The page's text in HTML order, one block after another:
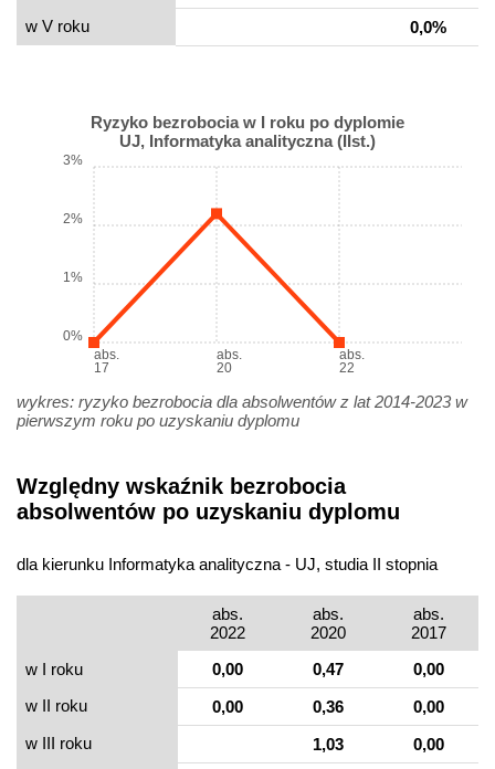
w V roku
0,0%
Ryzyko bezrobocia w I roku po dyplomie
UJ, Informatyka analityczna (IIst.)
abs.
17
abs.
20
abs.
22
0%
1%
2%
3%
wykres: ryzyko bezrobocia dla absolwentów z lat 2014-2023 w
pierwszym roku po uzyskaniu dyplomu
Względny wskaźnik bezrobocia
absolwentów po uzyskaniu dyplomu
dla kierunku Informatyka analityczna - UJ, studia II stopnia
abs.
2022
abs.
2020
abs.
2017
w I roku
0,00 0,47
0,00
w II roku
0,00 0,36
0,00
w III roku
1,03
0,00